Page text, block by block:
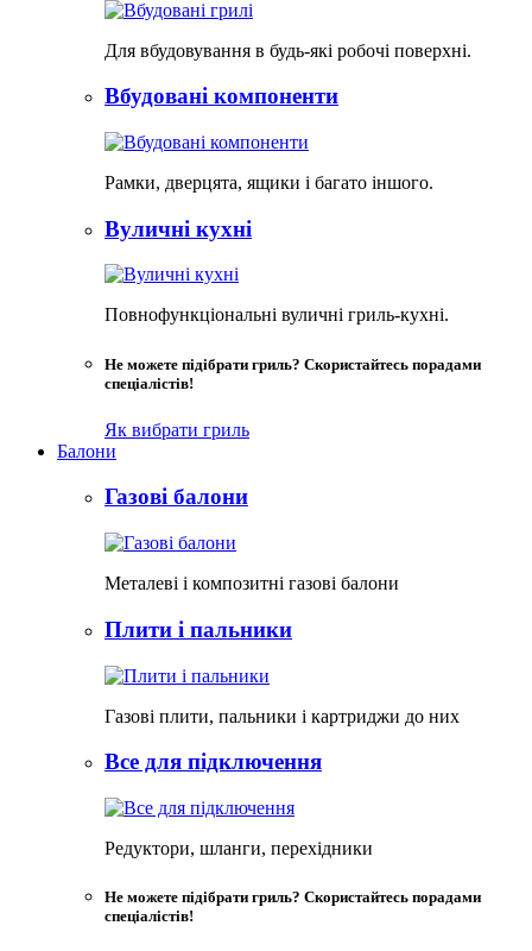
Для вбудовування в будь-які робочі поверхні.
Вбудовані компоненти
Рамки, дверцята, ящики і багато іншого.
Вуличні кухні
Повнофункціональні вуличні гриль-кухні.
Не можете підібрати гриль? Скористайтесь порадами
спеціалістів!
Як вибрати гриль
Балони
Газові балони
Металеві і композитні газові балони
Плити і пальники
Газові плити, пальники і картриджи до них
Все для підключення
Редуктори, шланги, перехідники
Не можете підібрати гриль? Скористайтесь порадами
спеціалістів!